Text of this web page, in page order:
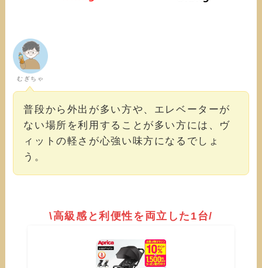
むぎちゃ
普段から外出が多い方や、エレベーターが
ない場所を利用することが多い方には、ヴ
ィットの軽さが心強い味方になるでしょ
う。
\高級感と利便性を両立した1台/